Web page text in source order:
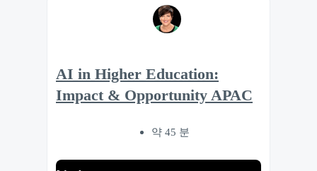
AI in Higher Education:
Impact & Opportunity APAC
약 45 분